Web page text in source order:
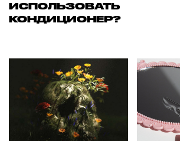
ИСПОЛЬЗОВАТЬ
КОНДИЦИОНЕР?